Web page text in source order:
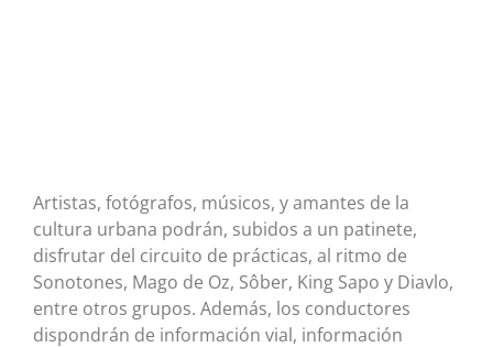
Artistas, fotógrafos, músicos, y amantes de la
cultura urbana podrán, subidos a un patinete,
disfrutar del circuito de prácticas, al ritmo de
Sonotones, Mago de Oz, Sôber, King Sapo y Diavlo,
entre otros grupos. Además, los conductores
dispondrán de información vial, información